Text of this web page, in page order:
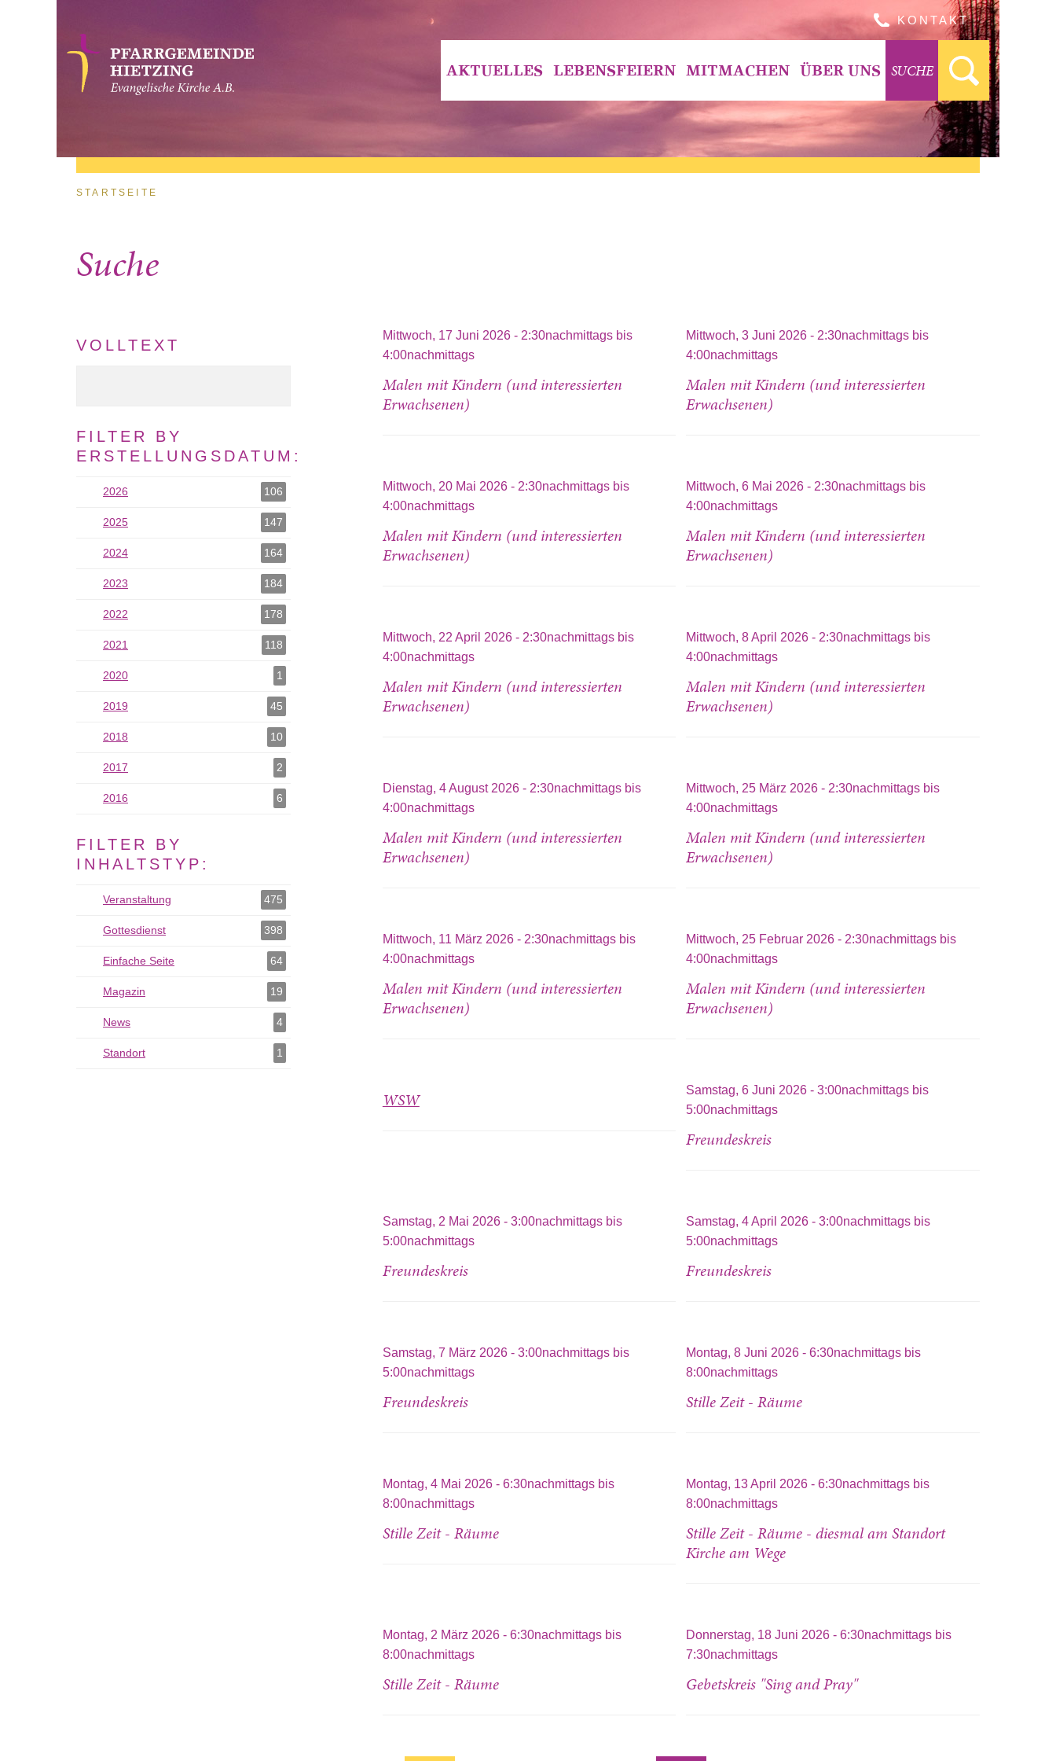
KONTAKT
AKTUELLES LEBENSFEIERN MITMACHEN ÜBER UNS SUCHE
Sie sind hier
STARTSEITE
Suche
Mittwoch, 17 Juni 2026 - 2:30nachmittagsbis
4:00nachmittags
Malen mit Kindern (und interessierten
Erwachsenen)
Mittwoch, 3 Juni 2026 - 2:30nachmittags bis
4:00nachmittags
Malen mit Kindern (und interessierten
Erwachsenen)
Mittwoch, 20 Mai 2026 - 2:30nachmittagsbis
4:00nachmittags
Malen mit Kindern (und interessierten
Erwachsenen)
Mittwoch, 6 Mai 2026 - 2:30nachmittags bis
4:00nachmittags
Malen mit Kindern (und interessierten
Erwachsenen)
Mittwoch, 22 April 2026 - 2:30nachmittagsbis
4:00nachmittags
Malen mit Kindern (und interessierten
Erwachsenen)
Mittwoch, 8 April 2026 - 2:30nachmittags bis
4:00nachmittags
Malen mit Kindern (und interessierten
Erwachsenen)
Dienstag, 4 August 2026 - 2:30nachmittagsbis
4:00nachmittags
Malen mit Kindern (und interessierten
Erwachsenen)
Mittwoch, 25 März 2026 - 2:30nachmittags bis
4:00nachmittags
Malen mit Kindern (und interessierten
Erwachsenen)
Mittwoch, 11 März 2026 - 2:30nachmittagsbis
4:00nachmittags
Malen mit Kindern (und interessierten
Erwachsenen)
Mittwoch, 25 Februar 2026 - 2:30nachmittags bis
4:00nachmittags
Malen mit Kindern (und interessierten
Erwachsenen)
WSW Samstag, 6 Juni 2026 -3:00nachmittags bis
5:00nachmittags
Freundeskreis
Samstag, 2 Mai 2026 - 3:00nachmittagsbis
5:00nachmittags
Freundeskreis
Samstag, 4 April 2026 -3:00nachmittags bis
5:00nachmittags
Freundeskreis
Samstag, 7 März 2026 - 3:00nachmittagsbis
5:00nachmittags
Freundeskreis
Montag, 8 Juni 2026 -6:30nachmittags bis
8:00nachmittags
Stille Zeit - Räume
Montag, 4 Mai 2026 - 6:30nachmittagsbis
8:00nachmittags
Stille Zeit - Räume
Montag, 13 April 2026 -6:30nachmittags bis
8:00nachmittags
Stille Zeit - Räume - diesmal am Standort
Kirche am Wege
Montag, 2 März 2026 - 6:30nachmittagsbis
8:00nachmittags
Stille Zeit - Räume
Donnerstag, 18 Juni 2026 -6:30nachmittags bis
7:30nachmittags
Gebetskreis "Sing and Pray"
VOLLTEXT
FILTER BY
ERSTELLUNGSDATUM:
2026 106
2025 147
2025 als Filter hinzufügen
2024 164
2024 als Filter hinzufügen
2023 184
2022 178
2021 118
2020 1
2020 als Filter hinzufügen
2019 45
2018 10
2017 2
2016 6
FILTER BY
INHALTSTYP:
Veranstaltung 475
Veranstaltung als Filter hinzufügen
Gottesdienst 398
Gottesdienst als Filter hinzufügen
Einfache Seite 64
Einfache Seite als Filter hinzufügen
Magazin 19
Magazin als Filter hinzufügen
News 4
News als Filter hinzufügen
Standort 1
Standort als Filter hinzufügen